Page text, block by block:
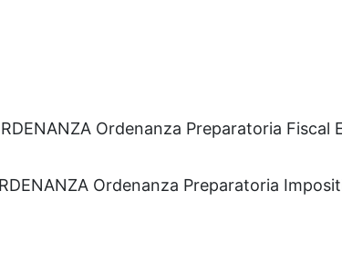
Ordenanza Preparatoria Fiscal
Ordenanza Preparatoria